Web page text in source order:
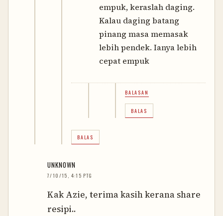
empuk, keraslah daging.
Kalau daging batang
pinang masa memasak
lebih pendek. Ianya lebih
cepat empuk
BALASAN
BALAS
BALAS
UNKNOWN
7/10/15, 4:15 PTG
Kak Azie, terima kasih kerana share
resipi..